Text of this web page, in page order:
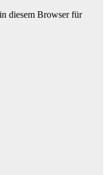
diesem Browser für